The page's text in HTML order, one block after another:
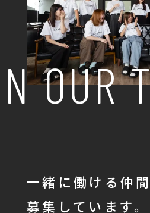
OUR
一緒に働ける仲
募集しています。